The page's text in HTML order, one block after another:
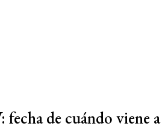
fecha de cuándo viene a